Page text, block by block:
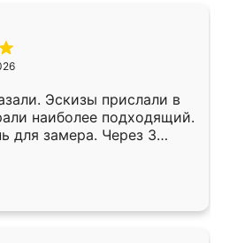
Эскизы прислали в
наиболее подходящий.
для замера. Через 3
уже готова. Остались
Спасибо Ренессанс
работу!